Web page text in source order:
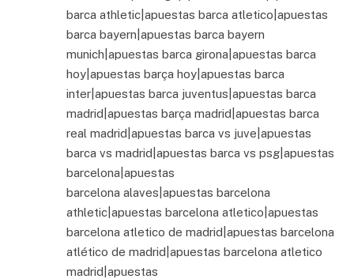
barca athletic|apuestas barca atletico|apuestas
barca bayern|apuestas barca bayern
munich|apuestas barca girona|apuestas barca
hoy|apuestas barça hoy|apuestas barca
inter|apuestas barca juventus|apuestas barca
madrid|apuestas barça madrid|apuestas barca
real madrid|apuestas barca vs juve|apuestas
barca vs madrid|apuestas barca vs psg|apuestas
barcelona|apuestas
barcelona alaves|apuestas barcelona
athletic|apuestas barcelona atletico|apuestas
barcelona atletico de madrid|apuestas barcelona
atlético de madrid|apuestas barcelona atletico
madrid|apuestas